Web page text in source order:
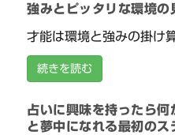
強みとピッタリな環境の
才能は環境と強みの掛け
続きを読む
占いに興味を持ったら
と夢中になれる最初のス